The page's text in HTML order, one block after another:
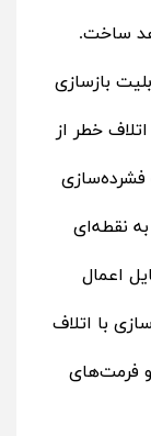
ساخت.
بازسازی
خطر از
فشرده‌سازی
به نقطه‌ای
اعمال
با اتلاف
می‌توان به MP3،اMP4،اAAC،اWMA و Ogg و فرمت‌های